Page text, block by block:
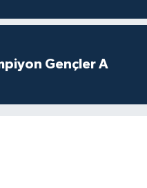
Gençler A